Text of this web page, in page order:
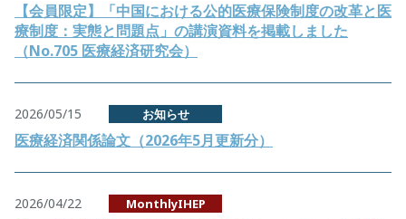
【会員限定】「中国における公的医療保険制度の改革と医
療制度：実態と問題点」の講演資料を掲載しました
（No.705 医療経済研究会）
2026/05/15 お知らせ
医療経済関係論文（2026年5月更新分）
2026/04/22 MonthlyIHEP